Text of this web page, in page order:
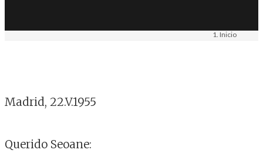
Inicio
Madrid, 22.V.1955
Querido Seoane: